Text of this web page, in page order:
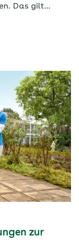
Das gilt
zur